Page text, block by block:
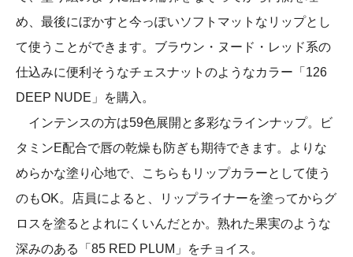
め、最後にぼかすと今っぽいソフトマットなリップとし
て使うことができます。ブラウン・ヌード・レッド系の
仕込みに便利そうなチェスナットのようなカラー「126
DEEP NUDE」を購入。
インテンスの方は59色展開と多彩なラインナップ。ビ
タミンE配合で唇の乾燥も防ぎも期待できます。よりな
めらかな塗り心地で、こちらもリップカラーとして使う
のもOK。店員によると、リップライナーを塗ってからグ
ロスを塗るとよれにくいんだとか。熟れた果実のような
深みのある「85 RED PLUM」をチョイス。